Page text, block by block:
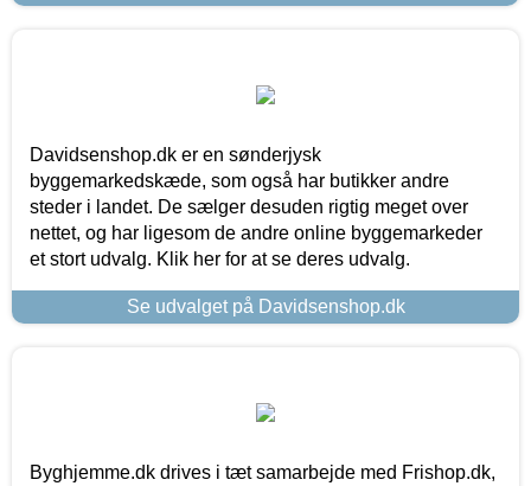
Davidsenshop.dk er en sønderjysk
byggemarkedskæde, som også har butikker andre
steder i landet. De sælger desuden rigtig meget over
nettet, og har ligesom de andre online byggemarkeder
et stort udvalg. Klik her for at se deres udvalg.
Se udvalget på Davidsenshop.dk
Byghjemme.dk drives i tæt samarbejde med Frishop.dk,